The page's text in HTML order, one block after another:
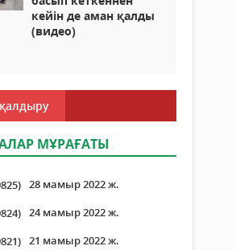
кейін де аман қалды
(видео)
қалдыру
МҰРАҒАТЫ
28 мамыр 2022 ж.
24 мамыр 2022 ж.
21 мамыр 2022 ж.